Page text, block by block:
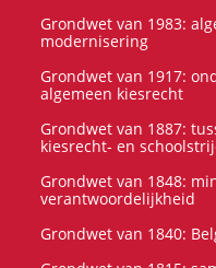
Grondwet van 1983:
modernisering
Grondwet van 1917:
algemeen kiesrecht
Grondwet van 1887:
kiesrecht- en
Grondwet van 1848:
verantwoordelijkheid
Grondwet van 1840: